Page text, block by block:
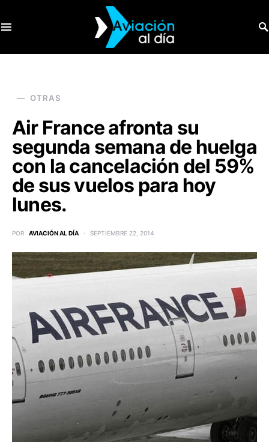
OTRAS
Air France afronta su
segunda semana de huelga
con la cancelación del 59%
de sus vuelos para hoy
lunes.
POR AVIACIÓN AL DÍA SEPTIEMBRE 22, 2014